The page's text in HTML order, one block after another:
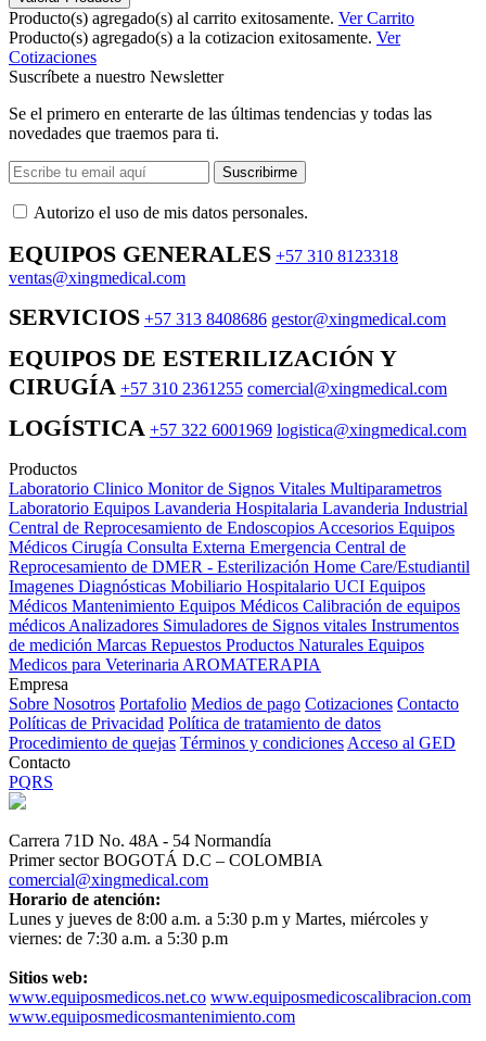
Producto(s) agregado(s) al carrito exitosamente. Ver Carrito
Producto(s) agregado(s) a la cotizacion exitosamente. Ver
Cotizaciones
Suscríbete a nuestro Newsletter
Se el primero en enterarte de las últimas tendencias y todas las
novedades que traemos para ti.
Suscribirme
Autorizo ​​el uso de mis datos personales.
EQUIPOS GENERALES +57 310 8123318
ventas@xingmedical.com
SERVICIOS +57 313 8408686 gestor@xingmedical.com
EQUIPOS DE ESTERILIZACIÓN Y
CIRUGÍA +57 310 2361255 comercial@xingmedical.com
LOGÍSTICA +57 322 6001969 logistica@xingmedical.com
Productos
Laboratorio Clinico Monitor de Signos Vitales Multiparametros
Laboratorio Equipos Lavanderia Hospitalaria Lavanderia Industrial
Central de Reprocesamiento de Endoscopios Accesorios Equipos
Médicos Cirugía Consulta Externa Emergencia Central de
Reprocesamiento de DMER - Esterilización Home Care/Estudiantil
Imagenes Diagnósticas Mobiliario Hospitalario UCI Equipos
Médicos Mantenimiento Equipos Médicos Calibración de equipos
médicos Analizadores Simuladores de Signos vitales Instrumentos
de medición Marcas Repuestos Productos Naturales Equipos
Medicos para Veterinaria AROMATERAPIA
Empresa
Sobre Nosotros Portafolio Medios de pago Cotizaciones Contacto
Políticas de Privacidad Política de tratamiento de datos
Procedimiento de quejas Términos y condiciones Acceso al GED
Contacto
PQRS
Carrera 71D No. 48A - 54 Normandía
Primer sector BOGOTÁ D.C – COLOMBIA
comercial@xingmedical.com
Horario de atención:
Lunes y jueves de 8:00 a.m. a 5:30 p.m y Martes, miércoles y
viernes: de 7:30 a.m. a 5:30 p.m
Sitios web:
www.equiposmedicos.net.co www.equiposmedicoscalibracion.com
www.equiposmedicosmantenimiento.com